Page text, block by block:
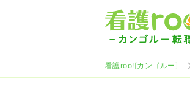
看護roo![カンゴルー]